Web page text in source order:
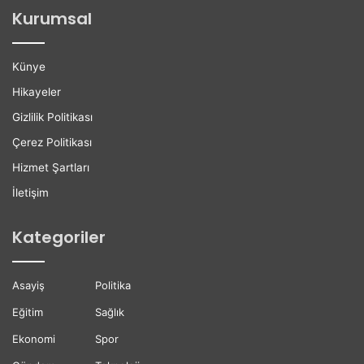
i
Kurumsal
Künye
Hikayeler
Gizlilik Politikası
Çerez Politikası
Hizmet Şartları
İletişim
Kategoriler
Asayiş
Eğitim
Ekonomi
Politika
Sağlık
Spor